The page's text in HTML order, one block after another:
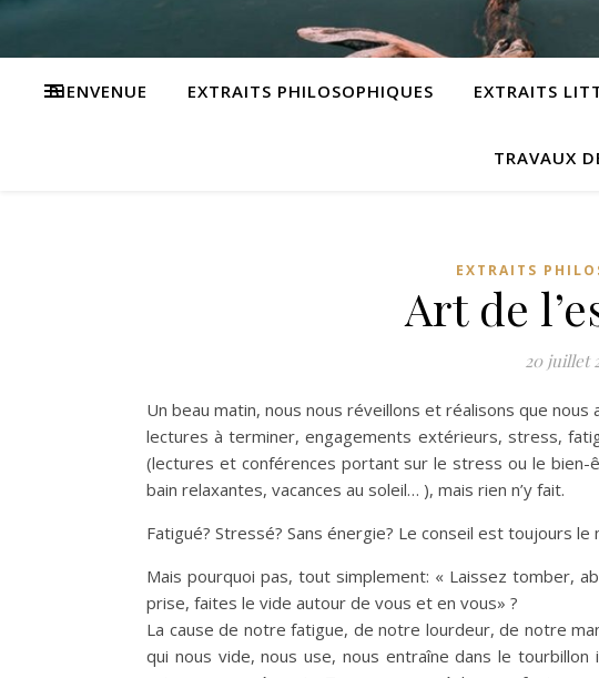
BIENVENUE EXTRAITS PHILOSOPHIQUES EXTRAITS
TRAVAUX
EXTRAITS
Art de
20 juillet
Un beau matin, nous nous réveillons et réalisons que
lectures à terminer, engagements extérieurs, stress,
(lectures et conférences portant sur le stress ou le bien-
bain relaxantes, vacances au soleil… ), mais rien n’y fait.
Fatigué? Stressé? Sans énergie? Le conseil est toujours
Mais pourquoi pas, tout simplement: « Laissez tomber,
prise, faites le vide autour de vous et en vous» ?
La cause de notre fatigue, de notre lourdeur, de notre
qui nous vide, nous use, nous entraîne dans le